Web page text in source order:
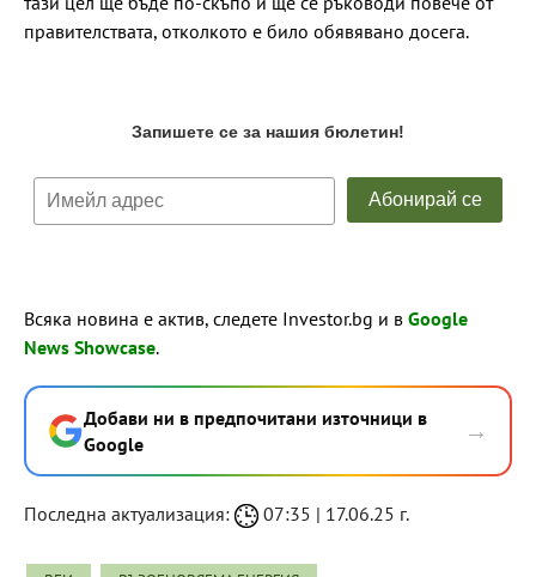
правителствата, отколкото е било обявявано досега.
Всяка новина е актив, следете Investor.bg и в Google
News Showcase.
Добави ни в предпочитани източници в
Google
→
Последна актуализация: 07:35 | 17.06.25 г.